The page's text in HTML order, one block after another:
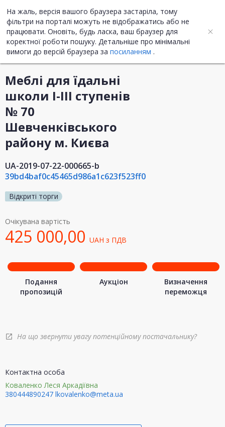
На жаль, версія вашого браузера застаріла, тому
фільтри на порталі можуть не відображатись або не
працювати. Оновіть, будь ласка, ваш браузер для
коректної роботи пошуку. Детальніше про мінімальні
вимоги до версій браузера за посиланням .
UA ENG
Інформація про закупівлю
Меблі для їдальні
школи І-ІІІ ступенів
№ 70
Шевченківського
району м. Києва
UA-2019-07-22-000665-b
39bd4baf0c45465d986a1c623f523ff0
Відкриті торги
Очікувана вартість
425 000,00 UAH з ПДВ
Подання
пропозицій
Аукціон
Визначення
переможця
open_in_new На що звернути увагу потенційному постачальнику?
Контактна особа
Коваленко Леся Аркадіївна
380444890247 lkovalenko@meta.ua